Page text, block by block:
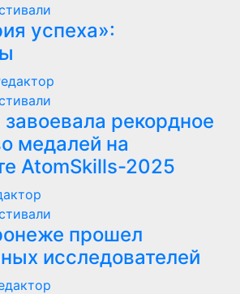
успеха»:
рекордное
медалей на
AtomSkills-2025
прошел
исследователей